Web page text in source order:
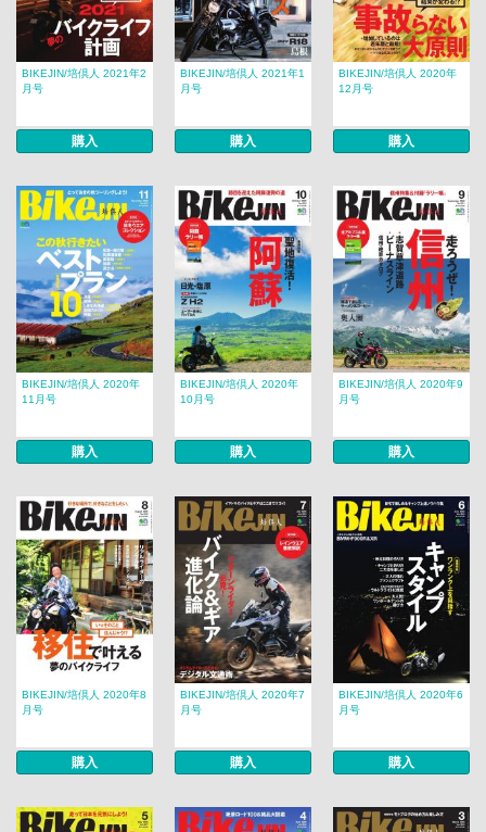
BIKEJIN/培倶人 2021年2
月号
購入
BIKEJIN/培倶人 2021年1
月号
購入
BIKEJIN/培倶人 2020年
12月号
購入
BIKEJIN/培倶人 2020年
11月号
購入
BIKEJIN/培倶人 2020年
10月号
購入
BIKEJIN/培倶人 2020年9
月号
購入
BIKEJIN/培倶人 2020年8
月号
購入
BIKEJIN/培倶人 2020年7
月号
購入
BIKEJIN/培倶人 2020年6
月号
購入